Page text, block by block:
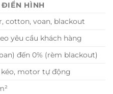
ĐIỂN HÌNH
cotton, voan, blackout
yêu cầu khách hàng
đến 0% (rèm blackout)
kéo, motor tự động